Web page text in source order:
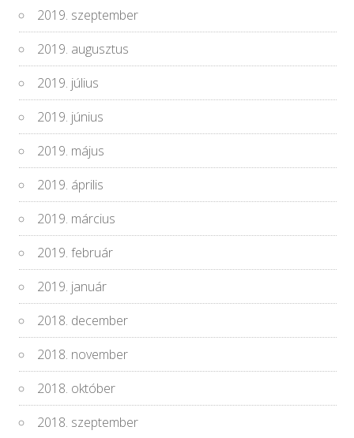
2019. szeptember
2019. augusztus
2019. július
2019. június
2019. május
2019. április
2019. március
2019. február
2019. január
2018. december
2018. november
2018. október
2018. szeptember